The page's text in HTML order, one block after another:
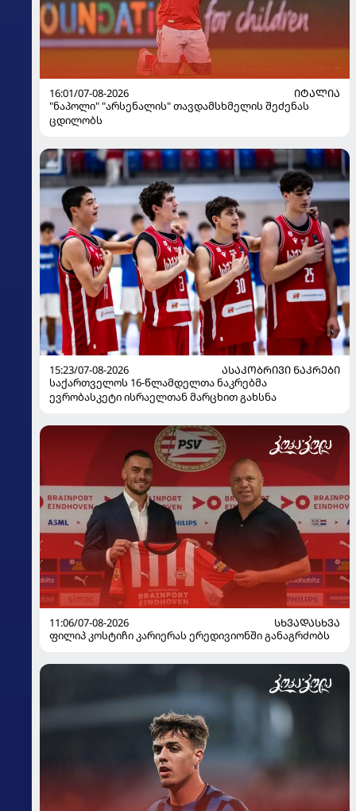
16:01/07-08-2026
ᲘᲢᲐᲚᲘᲐ
"ნაპოლი" "არსენალის" თავდამსხმელის შეძენას
ცდილობს
15:23/07-08-2026
ᲐᲡᲐᲙᲝᲑᲠᲘᲕᲘ ᲜᲐᲙᲠᲔᲑᲘ
საქართველოს 16-წლამდელთა ნაკრებმა
ევრობასკეტი ისრაელთან მარცხით გახსნა
11:06/07-08-2026
ᲡᲮᲕᲐᲓᲐᲡᲮᲕᲐ
ფილიპ კოსტიჩი კარიერას ერედივიონში განაგრძობს